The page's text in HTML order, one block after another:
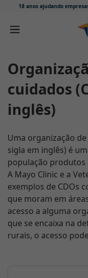
18 anos ajudando
Skip to content
Organização de prestação de
cuidados
inglês)
Uma organização
sigla em inglês) é
população produtos
A Mayo Clinic e a
exemplos de CDOs
que moram em
acesso a alguma
que se encaixa na
rurais, o acesso